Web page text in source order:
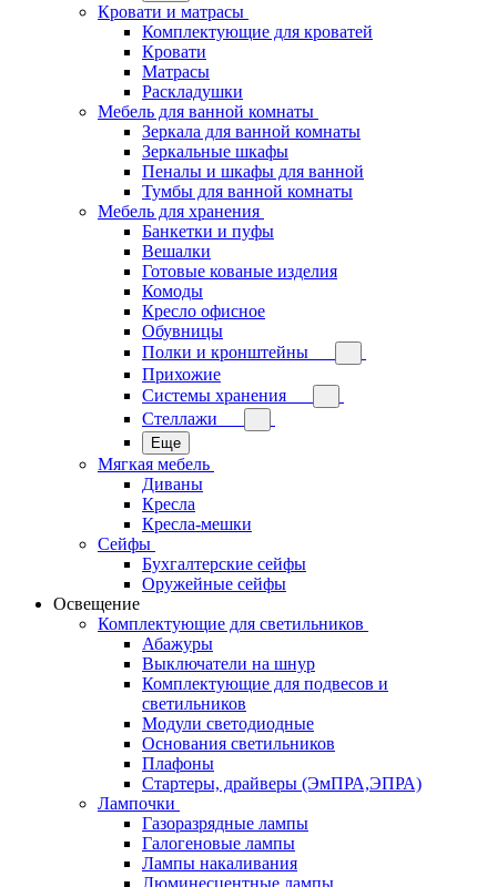
Кровати и матрасы
Комплектующие для кроватей
Кровати
Матрасы
Раскладушки
Мебель для ванной комнаты
Зеркала для ванной комнаты
Зеркальные шкафы
Пеналы и шкафы для ванной
Тумбы для ванной комнаты
Мебель для хранения
Банкетки и пуфы
Вешалки
Готовые кованые изделия
Комоды
Кресло офисное
Обувницы
Полки и кронштейны
Прихожие
Системы хранения
Стеллажи
Еще
Мягкая мебель
Диваны
Кресла
Кресла-мешки
Сейфы
Бухгалтерские сейфы
Оружейные сейфы
Освещение
Комплектующие для светильников
Абажуры
Выключатели на шнур
Комплектующие для подвесов и
светильников
Модули светодиодные
Основания светильников
Плафоны
Стартеры, драйверы (ЭмПРА,ЭПРА)
Лампочки
Газоразрядные лампы
Галогеновые лампы
Лампы накаливания
Люминесцентные лампы